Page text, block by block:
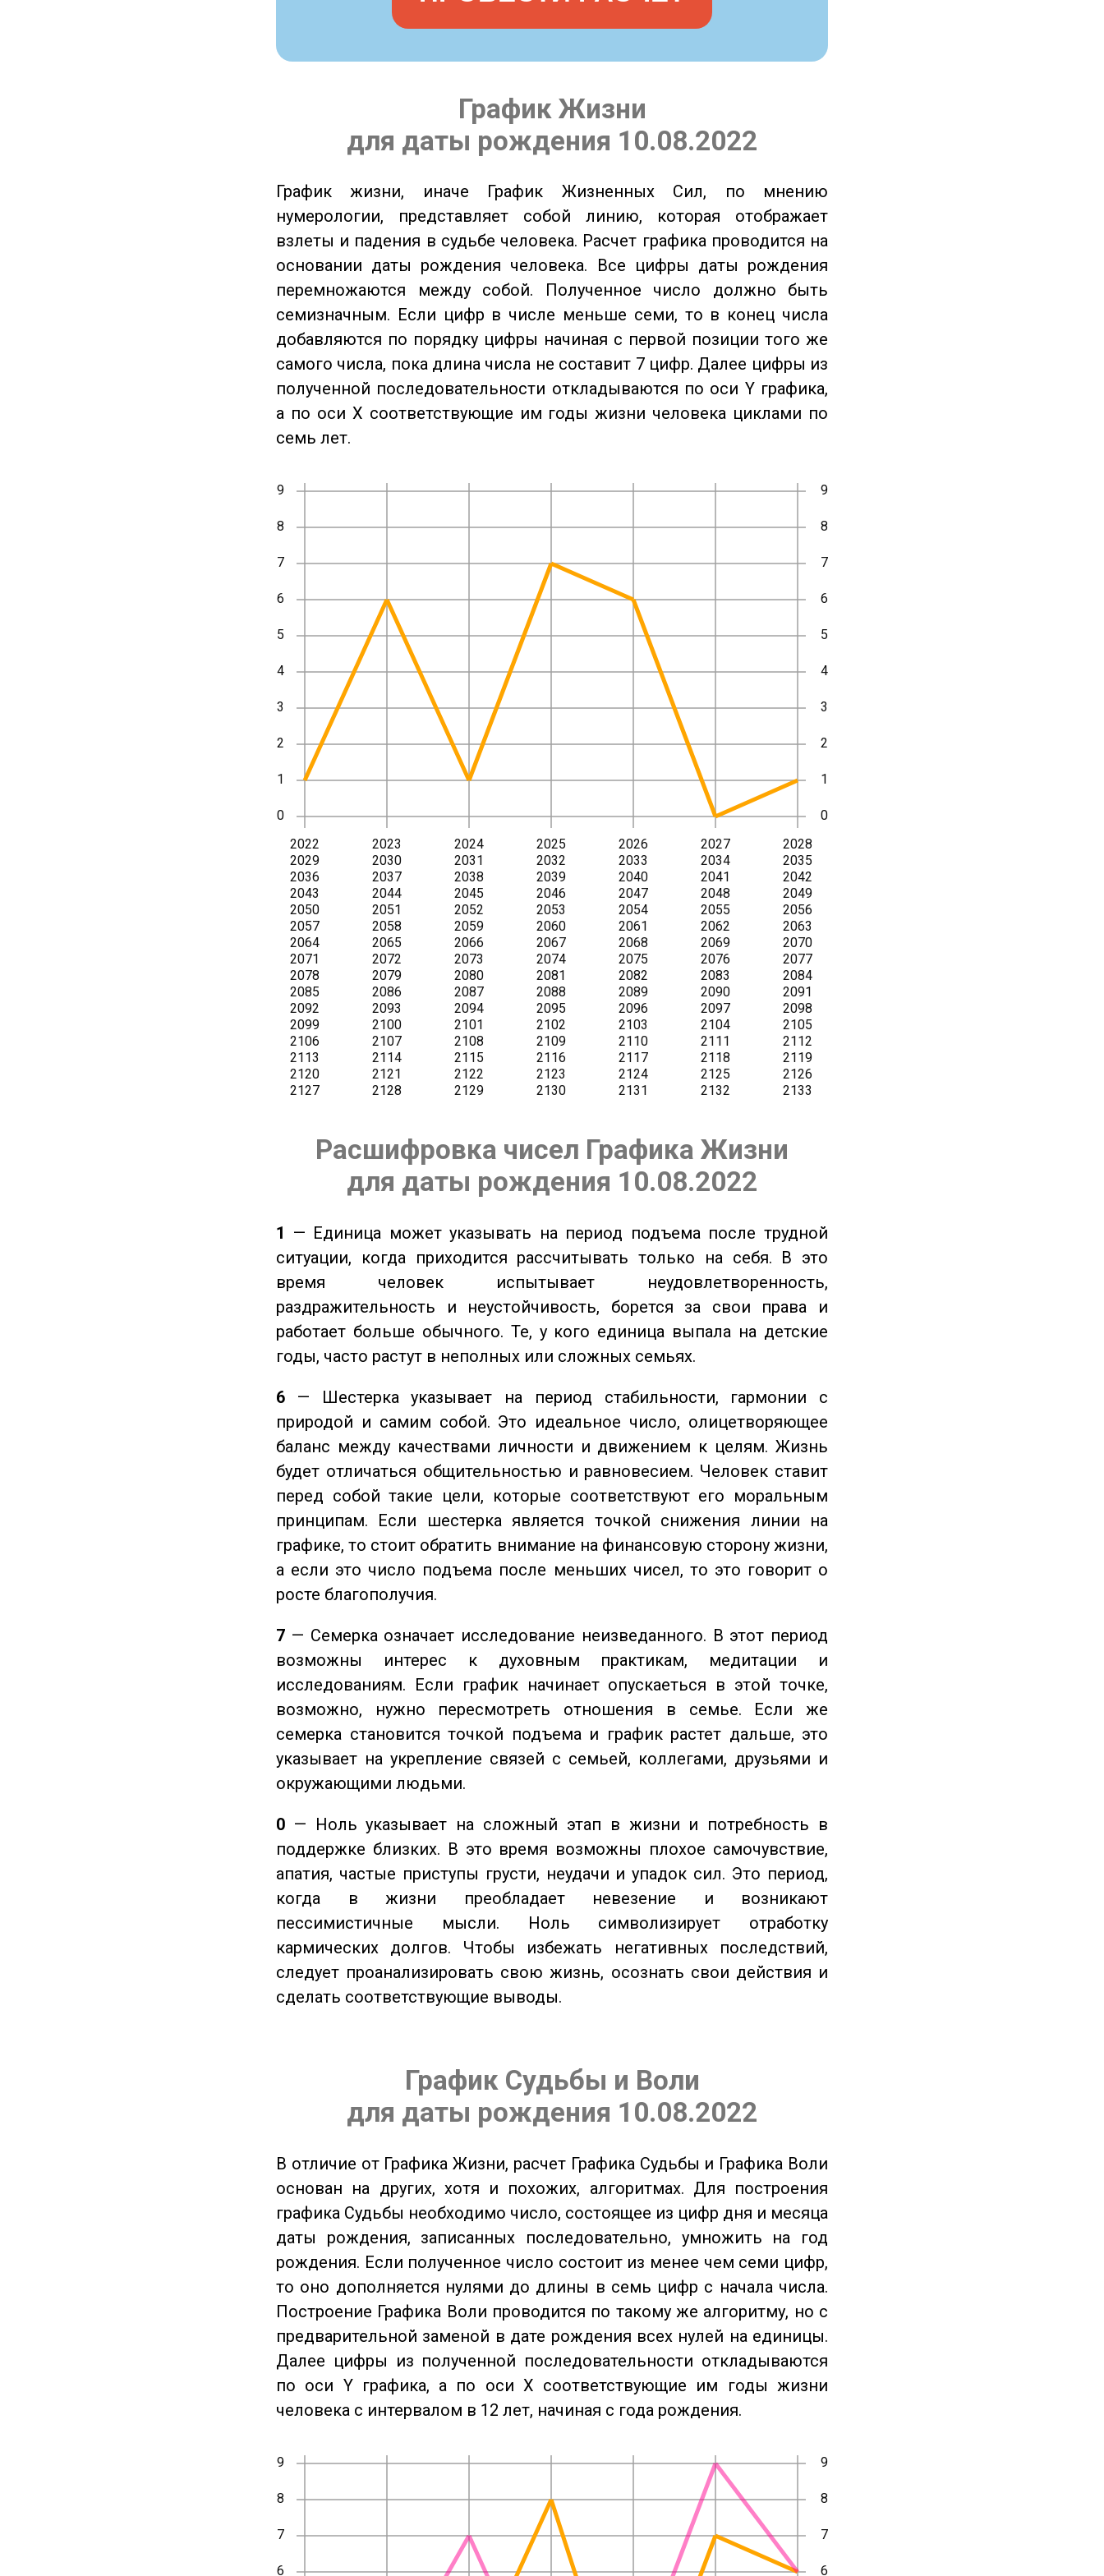
График Жизни
для даты рождения 10.08.2022
График жизни, иначе График Жизненных Сил, по мнению
нумерологии, представляет собой линию, которая отображает
взлеты и падения в судьбе человека. Расчет графика проводится на
основании даты рождения человека. Все цифры даты рождения
перемножаются между собой. Полученное число должно быть
семизначным. Если цифр в числе меньше семи, то в конец числа
добавляются по порядку цифры начиная с первой позиции того же
самого числа, пока длина числа не составит 7 цифр. Далее цифры из
полученной последовательности откладываются по оси Y графика,
а по оси X соответствующие им годы жизни человека циклами по
семь лет.
Расшифровка чисел Графика Жизни
для даты рождения 10.08.2022
1 — Единица может указывать на период подъема после трудной
ситуации, когда приходится рассчитывать только на себя. В это
время человек испытывает неудовлетворенность,
раздражительность и неустойчивость, борется за свои права и
работает больше обычного. Те, у кого единица выпала на детские
годы, часто растут в неполных или сложных семьях.
6 — Шестерка указывает на период стабильности, гармонии с
природой и самим собой. Это идеальное число, олицетворяющее
баланс между качествами личности и движением к целям. Жизнь
будет отличаться общительностью и равновесием. Человек ставит
перед собой такие цели, которые соответствуют его моральным
принципам. Если шестерка является точкой снижения линии на
графике, то стоит обратить внимание на финансовую сторону жизни,
а если это число подъема после меньших чисел, то это говорит о
росте благополучия.
7 — Семерка означает исследование неизведанного. В этот период
возможны интерес к духовным практикам, медитации и
исследованиям. Если график начинает опускаеться в этой точке,
возможно, нужно пересмотреть отношения в семье. Если же
семерка становится точкой подъема и график растет дальше, это
указывает на укрепление связей с семьей, коллегами, друзьями и
окружающими людьми.
0 — Ноль указывает на сложный этап в жизни и потребность в
поддержке близких. В это время возможны плохое самочувствие,
апатия, частые приступы грусти, неудачи и упадок сил. Это период,
когда в жизни преобладает невезение и возникают
пессимистичные мысли. Ноль символизирует отработку
кармических долгов. Чтобы избежать негативных последствий,
следует проанализировать свою жизнь, осознать свои действия и
сделать соответствующие выводы.
График Судьбы и Воли
для даты рождения 10.08.2022
В отличие от Графика Жизни, расчет Графика Судьбы и Графика Воли
основан на других, хотя и похожих, алгоритмах. Для построения
графика Судьбы необходимо число, состоящее из цифр дня и месяца
даты рождения, записанных последовательно, умножить на год
рождения. Если полученное число состоит из менее чем семи цифр,
то оно дополняется нулями до длины в семь цифр с начала числа.
Построение Графика Воли проводится по такому же алгоритму, но с
предварительной заменой в дате рождения всех нулей на единицы.
Далее цифры из полученной последовательности откладываются
по оси Y графика, а по оси X соответствующие им годы жизни
человека с интервалом в 12 лет, начиная с года рождения.